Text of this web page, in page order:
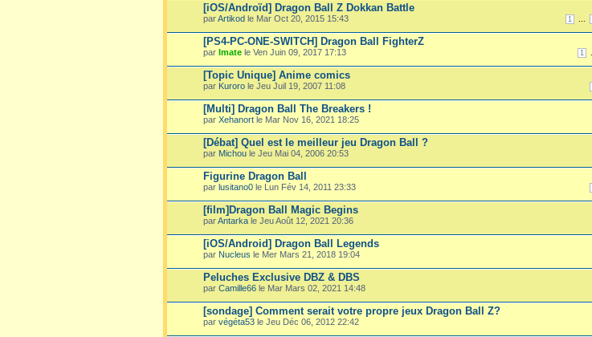
[iOS/Androïd] Dragon Ball Z Dokkan Battle
1
parArtikod le Mar Oct 20, 2015 15:43
[PS4-PC-ONE-SWITCH] Dragon Ball FighterZ
1
par Imate le Ven Juin 09, 2017 17:13
[Topic Unique] Anime comics
par Kuroro le Jeu Juil 19, 2007 11:08
[Multi] Dragon Ball The Breakers !
par Xehanort le Mar Nov 16, 2021 18:25
[Débat] Quel est le meilleur jeu Dragon Ball ?
par Michou le Jeu Mai 04, 2006 20:53
Figurine Dragon Ball
par lusitano0 le Lun Fév 14, 2011 23:33
[film]Dragon Ball Magic Begins
parAntarka le Jeu Août 12, 2021 20:36
[iOS/Android] Dragon Ball Legends
par Nucleus le Mer Mars 21, 2018 19:04
Peluches Exclusive DBZ & DBS
par Camille66 le Mar Mars 02, 2021 14:48
[sondage] Comment serait votre propre jeux Dragon Ball Z?
par végéta53 le Jeu Déc 06, 2012 22:42